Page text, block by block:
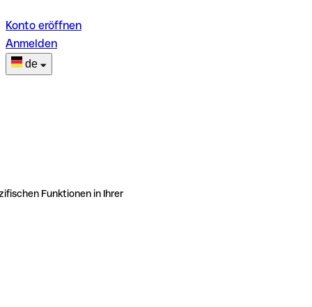
Konto eröffnen
Anmelden
de
Funktionen in Ihrer